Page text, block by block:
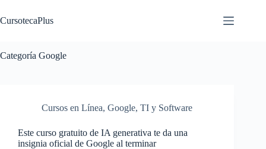
al
contenido
CursotecaPlus
Categoría Google
Cursos en Línea, Google, TI y Software
Este curso gratuito de IA generativa te da una
insignia oficial de Google al terminar